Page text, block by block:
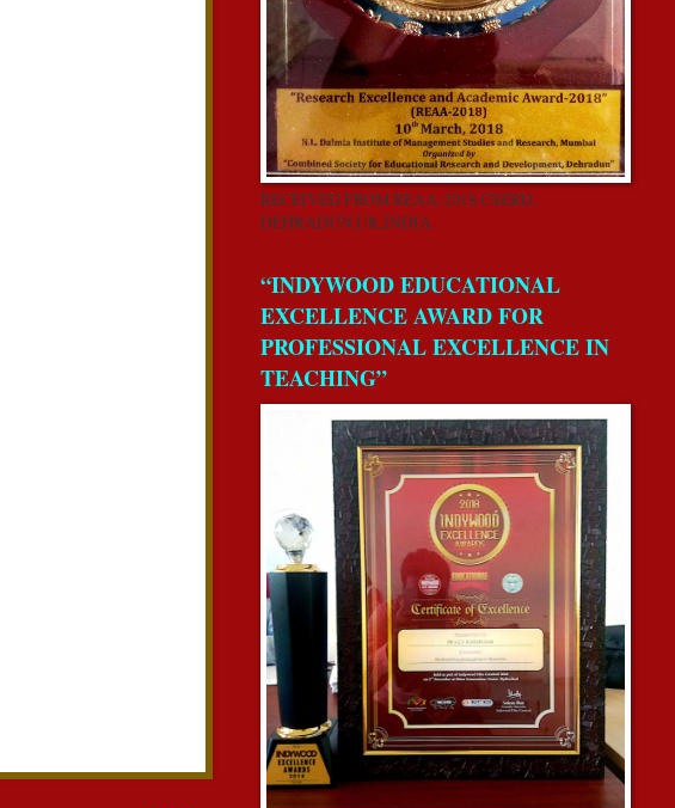
RECEIVED FROM REAA-2018 CSERD,
DEHRADUN,UK,INDIA.
“INDYWOOD EDUCATIONAL
EXCELLENCE AWARD FOR
PROFESSIONAL EXCELLENCE IN
TEACHING”